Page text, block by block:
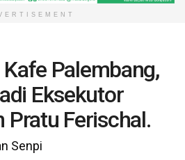
Palembang,
Eksekutor
Pratu Ferischal.
Senpi